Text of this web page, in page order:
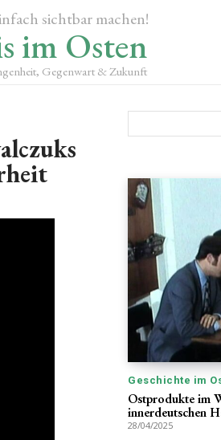
sichtbar machen!
im Osten
Gegenwart & Zukunft
Geschichte im
Ostprodukte im
innerdeutschen
28/04/2025